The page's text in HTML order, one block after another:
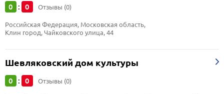
0 : 0 Отзывы (0)
Российская Федерация, Московская область,
Клин город, Чайковского улица, 44
Шевляковский дом культуры
0 : 0 Отзывы (0)